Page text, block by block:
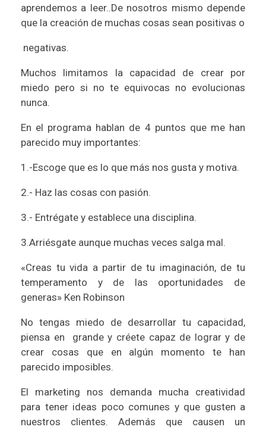
aprendemos a leer..De nosotros mismo depende
que la creación de muchas cosas sean positivas o
negativas.
Muchos limitamos la capacidad de crear por
miedo pero si no te equivocas no evolucionas
nunca.
En el programa hablan de 4 puntos que me han
parecido muy importantes:
1.-Escoge que es lo que más nos gusta y motiva.
2.- Haz las cosas con pasión.
3.- Entrégate y establece una disciplina.
3.Arriésgate aunque muchas veces salga mal.
«Creas tu vida a partir de tu imaginación, de tu
temperamento y de las oportunidades de
generas» Ken Robinson
No tengas miedo de desarrollar tu capacidad,
piensa en grande y créete capaz de lograr y de
crear cosas que en algún momento te han
parecido imposibles.
El marketing nos demanda mucha creatividad
para tener ideas poco comunes y que gusten a
nuestros clientes. Además que causen un